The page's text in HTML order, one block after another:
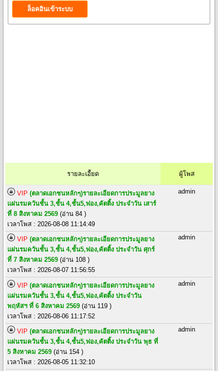
รายละเอีัยด ผู้โพส
VIP (ตลาดเอกชนหลักๆ)รายละเอียดการประมูลยาง
แผ่นรมควันชั้น 3,ชั้น 4,ชั้น5,ฟอง,คัตติ้ง ประจำวัน เสาร์
ที่ 8 สิงหาคม 2569(อ่าน 84 )
เวลาโพส : 2026-08-08 11:14:49
admin
VIP (ตลาดเอกชนหลักๆ)รายละเอียดการประมูลยาง
แผ่นรมควันชั้น 3,ชั้น 4,ชั้น5,ฟอง,คัตติ้ง ประจำวัน ศุกร์
ที่ 7 สิงหาคม 2569(อ่าน 108 )
เวลาโพส : 2026-08-07 11:56:55
admin
VIP (ตลาดเอกชนหลักๆ)รายละเอียดการประมูลยาง
แผ่นรมควันชั้น 3,ชั้น 4,ชั้น5,ฟอง,คัตติ้ง ประจำวัน
พฤหัสฯ ที่ 6 สิงหาคม 2569(อ่าน 119 )
เวลาโพส : 2026-08-06 11:17:52
admin
VIP (ตลาดเอกชนหลักๆ)รายละเอียดการประมูลยาง
แผ่นรมควันชั้น 3,ชั้น 4,ชั้น5,ฟอง,คัตติ้ง ประจำวัน พุธ ที่
5 สิงหาคม 2569(อ่าน 154 )
เวลาโพส : 2026-08-05 11:32:10
admin